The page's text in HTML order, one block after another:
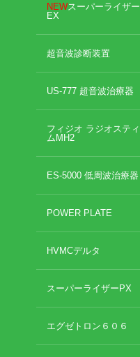
NEWスーパーライザー
EX
超音波診断装置
US-777 超音波治療器
フィジオ ラジオスティ
ムMH2
ES-5000 低周波治療器
POWER PLATE
HVMCデルタ
スーパーライザーPX
エグゼトロン６０６